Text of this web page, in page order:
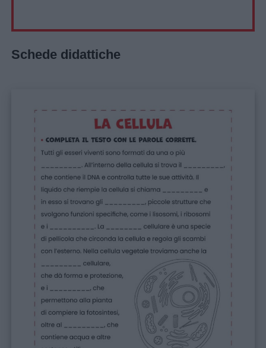
Schede didattiche